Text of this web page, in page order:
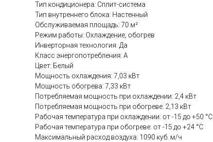
Тип кондиционера: Сплит-система
Тип внутреннего блока: Настенный
Обслуживаемая площадь: 70 м²
Режим работы: Охлаждение, обогрев
Инверторная технология: Да
Класс энергопотребления: A
Цвет: Белый
Мощность охлаждения: 7,03 кВт
Мощность обогрева: 7,33 кВт
Потребляемая мощность при охлаждении: 2,4 кВт
Потребляемая мощность при обогреве: 2,13 кВт
Рабочая температура при охлаждении: от -15 до +50 °C
Рабочая температура при обогреве: от -15 до +24 °C
Максимальный расход воздуха: 1090 куб. м/ч